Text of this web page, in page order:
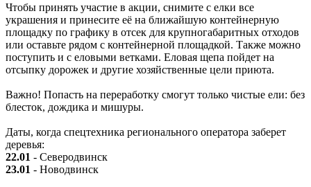
Чтобы принять участие в акции, снимите с елки все
украшения и принесите её на ближайшую контейнерную
площадку по графику в отсек для крупногабаритных отходов
или оставьте рядом с контейнерной площадкой. Также можно
поступить и с еловыми ветками. Еловая щепа пойдет на
отсыпку дорожек и другие хозяйственные цели приюта.
Важно! Попасть на переработку смогут только чистые ели: без
блесток, дождика и мишуры.
Даты, когда спецтехника регионального оператора заберет
деревья:
22.01 - Северодвинск
23.01 - Новодвинск